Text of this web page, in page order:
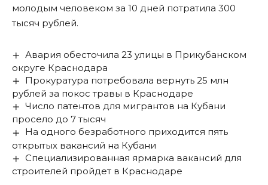
молодым человеком за 10 дней потратила 300
тысяч рублей.
Авария обесточила 23 улицы в Прикубанском
округе Краснодара
Прокуратура потребовала вернуть 25 млн
рублей за покос травы в Краснодаре
Число патентов для мигрантов на Кубани
просело до 7 тысяч
На одного безработного приходится пять
открытых вакансий на Кубани
Специализированная ярмарка вакансий для
строителей пройдет в Краснодаре